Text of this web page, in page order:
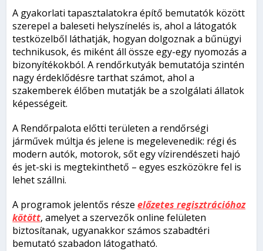
A gyakorlati tapasztalatokra építő bemutatók között
szerepel a baleseti helyszínelés is, ahol a látogatók
testközelből láthatják, hogyan dolgoznak a bűnügyi
technikusok, és miként áll össze egy-egy nyomozás a
bizonyítékokból. A rendőrkutyák bemutatója szintén
nagy érdeklődésre tarthat számot, ahol a
szakemberek élőben mutatják be a szolgálati állatok
képességeit.
A Rendőrpalota előtti területen a rendőrségi
járművek múltja és jelene is megelevenedik: régi és
modern autók, motorok, sőt egy vízirendészeti hajó
és jet-ski is megtekinthető – egyes eszközökre fel is
lehet szállni.
A programok jelentős részeelőzetes regisztrációhoz
kötött, amelyet a szervezők online felületen
biztosítanak, ugyanakkor számos szabadtéri
bemutató szabadon látogatható.